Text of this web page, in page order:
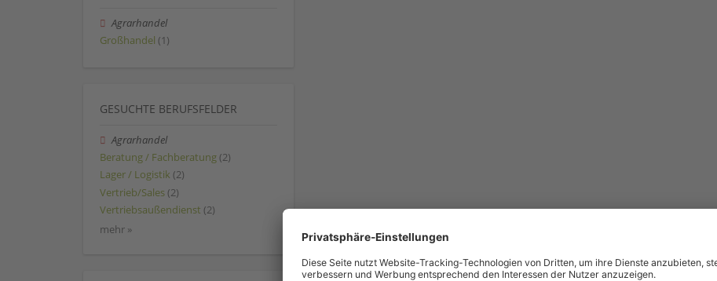
Agrarhandel
Großhandel (1)
GESUCHTE BERUFSFELDER
Agrarhandel
Beratung / Fachberatung (2)
Lager / Logistik (2)
Vertrieb/Sales (2)
Vertriebsaußendienst (2)
mehr »